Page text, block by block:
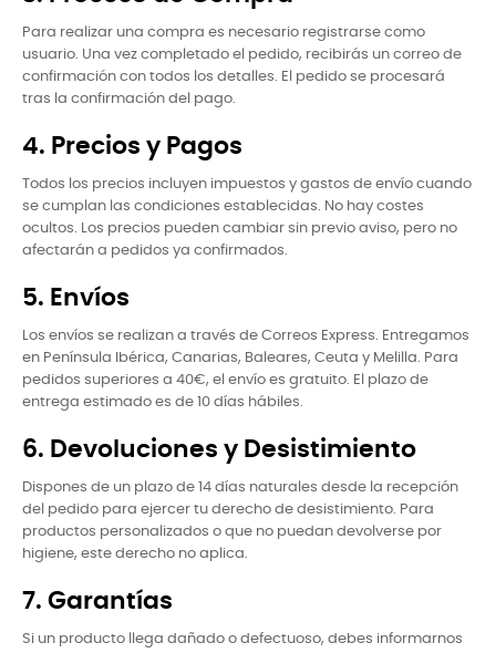
Para realizar una compra es necesario registrarse como
usuario. Una vez completado el pedido, recibirás un correo de
confirmación con todos los detalles. El pedido se procesará
tras la confirmación del pago.
4. Precios y Pagos
Todos los precios incluyen impuestos y gastos de envío cuando
se cumplan las condiciones establecidas. No hay costes
ocultos. Los precios pueden cambiar sin previo aviso, pero no
afectarán a pedidos ya confirmados.
5. Envíos
Los envíos se realizan a través de Correos Express. Entregamos
en Península Ibérica, Canarias, Baleares, Ceuta y Melilla. Para
pedidos superiores a 40€, el envío es gratuito. El plazo de
entrega estimado es de 10 días hábiles.
6. Devoluciones y Desistimiento
Dispones de un plazo de 14 días naturales desde la recepción
del pedido para ejercer tu derecho de desistimiento. Para
productos personalizados o que no puedan devolverse por
higiene, este derecho no aplica.
7. Garantías
Si un producto llega dañado o defectuoso, debes informarnos